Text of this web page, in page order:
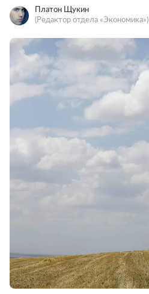
Платон Щукин
(Редактор отдела «Экономика»)